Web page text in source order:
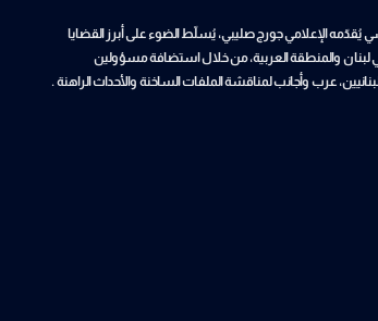
يُقدّمه الإعلامي جورج صليبي، يُسلّط الضوء على أبرز القضايا
لبنان والمنطقة العربية، من خلال استضافة مسؤولين
عرب وأجانب لمناقشة الملفات الساخنة والأحداث الراهنة .